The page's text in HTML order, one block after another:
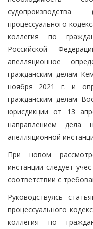
процессуального
коллегия по
Российской
апелляционное
гражданским делам
ноября 2021 г. и
гражданским делам
юрисдикции от 13
направлением
апелляционной
При новом
инстанции следует
соответствии с
Руководствуясь
процессуального
коллегия по